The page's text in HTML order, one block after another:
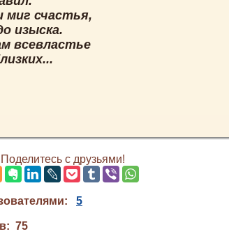
миг счастья,
изыска.
всевластье
с друзьями!
5
75